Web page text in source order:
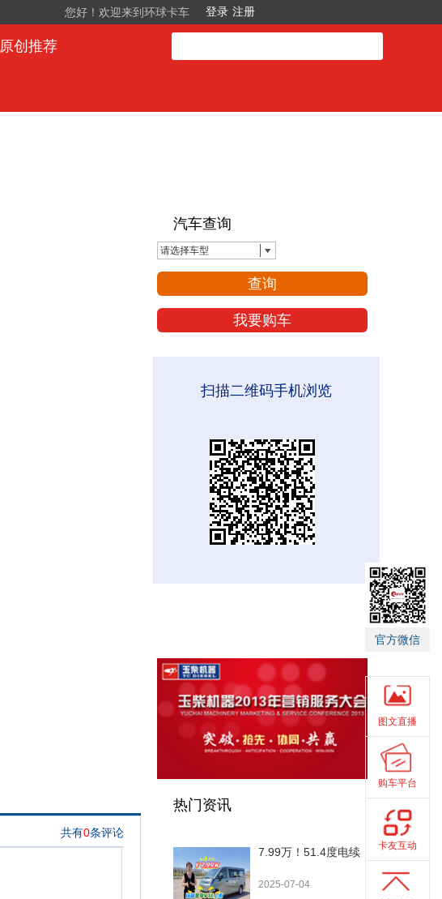
您好！欢迎来到环球卡车
原创推荐
汽车查询
请选择车型
查询
我要购车
扫描二维码手机浏览
热门资讯
7.99万！51.4度电续
2025-07-04
官方微信
图文直播
购车平台
卡友互动